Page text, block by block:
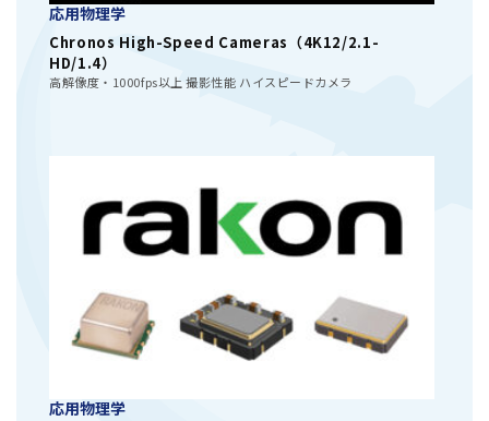
応用物理学
Chronos High-Speed Cameras（4K12/2.1-
HD/1.4）
高解像度・1000fps以上 撮影性能 ハイスピードカメラ
応用物理学